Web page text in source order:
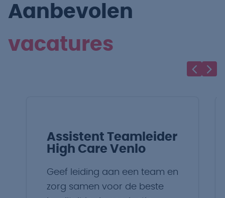
Aanbevolen
vacatures
Assistent Teamleider
High Care Venlo
Geef leiding aan een team en
zorg samen voor de beste